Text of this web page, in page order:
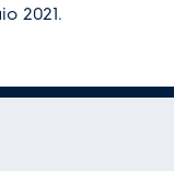
2021.